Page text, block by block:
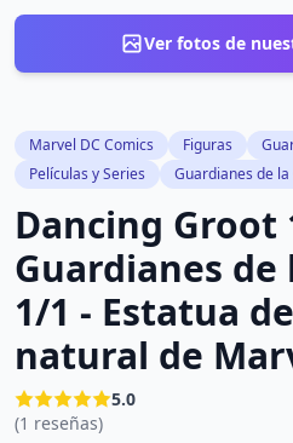
Ver fotos de
Marvel DC Comics Figuras
Películas y Series
Guardianes de la
Dancing Groot
Guardianes de
1/1 - Estatua
natural de
5.0
(1 reseñas)